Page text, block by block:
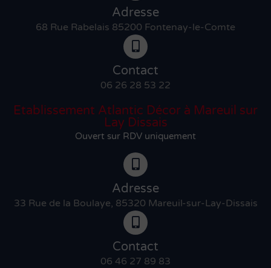
Adresse
68 Rue Rabelais 85200 Fontenay-le-Comte
Contact
06 26 28 53 22
Etablissement Atlantic Décor à Mareuil sur
Lay Dissais
Ouvert sur RDV uniquement
Adresse
33 Rue de la Boulaye, 85320 Mareuil-sur-Lay-Dissais
Contact
06 46 27 89 83